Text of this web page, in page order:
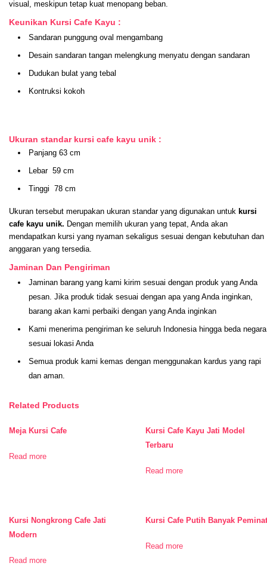
visual, meskipun tetap kuat menopang beban.
Keunikan Kursi Cafe Kayu :
Sandaran punggung oval mengambang
Desain sandaran tangan melengkung menyatu dengan sandaran
Dudukan bulat yang tebal
Kontruksi kokoh
Ukuran standar kursi cafe kayu unik :
Panjang 63 cm
Lebar 59 cm
Tinggi 78 cm
Ukuran tersebut merupakan ukuran standar yang digunakan untuk kursi
cafe kayu unik. Dengan memilih ukuran yang tepat, Anda akan
mendapatkan kursi yang nyaman sekaligus sesuai dengan kebutuhan dan
anggaran yang tersedia.
Jaminan Dan Pengiriman
Jaminan barang yang kami kirim sesuai dengan produk yang Anda
pesan. Jika produk tidak sesuai dengan apa yang Anda inginkan,
barang akan kami perbaiki dengan yang Anda inginkan
Kami menerima pengiriman ke seluruh Indonesia hingga beda negara
sesuai lokasi Anda
Semua produk kami kemas dengan menggunakan kardus yang rapi
dan aman.
Related Products
Meja Kursi Cafe
Read more
Kursi Cafe Kayu Jati Model
Terbaru
Read more
Kursi Nongkrong Cafe Jati
Modern
Read more
Kursi Cafe Putih Banyak Peminat
Read more